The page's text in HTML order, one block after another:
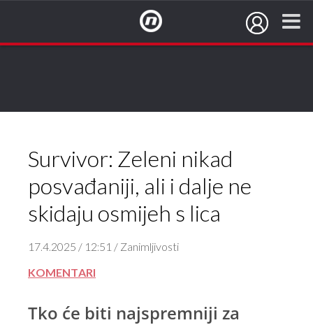
Survivor: Zeleni nikad
posvađaniji, ali i dalje ne
skidaju osmijeh s lica
17.4.2025 / 12:51 / Zanimljivosti
KOMENTARI
Tko će biti najspremniji za